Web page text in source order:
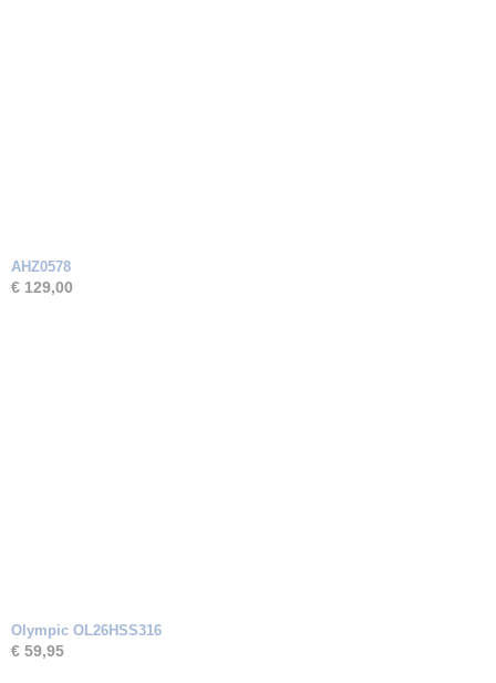
AHZ0578
€ 129,00
Olympic OL26HSS316
€ 59,95